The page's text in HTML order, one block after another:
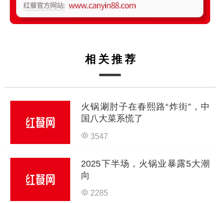
相关推荐
火锅涮肘子在春熙路“炸街”，中
国八大菜系慌了
3547
2025下半场，火锅业暴露5大潮
向
2285